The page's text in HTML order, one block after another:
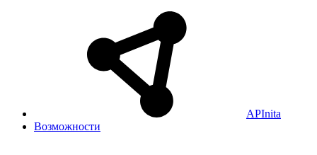
APInita
Возможности